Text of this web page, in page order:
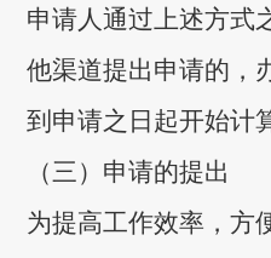
申请人通过上述方式
他渠道提出申请的，
到申请之日起开始计
（三）申请的提出
为提高工作效率，方